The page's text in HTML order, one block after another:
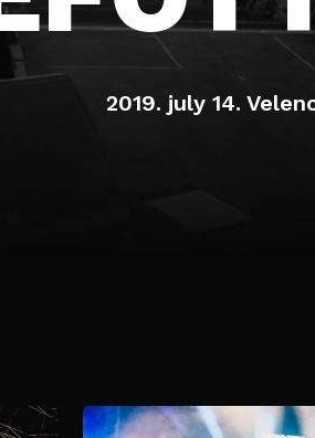
2019. july 14.